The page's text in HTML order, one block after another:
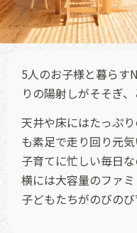
5人のお子様と暮らす
りの陽射しがそそぎ
天井や床にはたっぷ
も素足で走り回り元気
子育てに忙しい毎日
横には大容量のファ
子どもたちがのびのび